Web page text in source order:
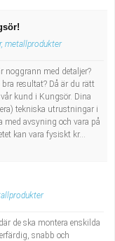
metallprodukter
noggrann med detaljer?
resultat? Då är du rätt
kund i Kungsör. Dina
tekniska utrustningar i
med avsyning och vara på
kan vara fysiskt kr...
de ska montera enskilda
snabb och